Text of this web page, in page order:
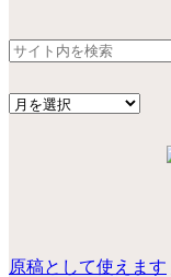
原稿として使えます